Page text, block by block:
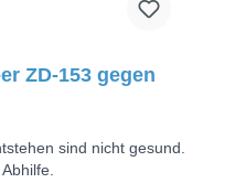
ZD-153 gegen
sind nicht gesund.